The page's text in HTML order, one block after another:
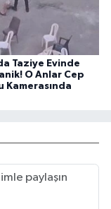
Taziye Evinde
O Anlar Cep
Kamerasında